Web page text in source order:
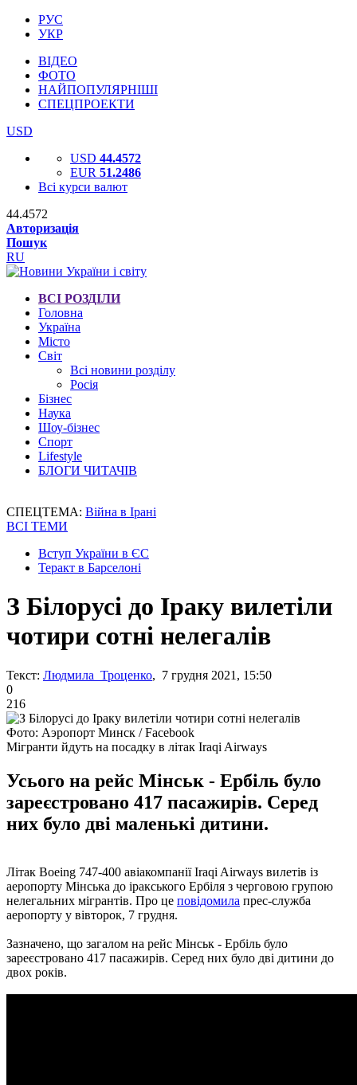
РУС
УКР
ВІДЕО
ФОТО
НАЙПОПУЛЯРНІШІ
СПЕЦПРОЕКТИ
USD
USD 44.4572
EUR 51.2486
Всі курси валют
44.4572
Авторизація
Пошук
RU
ВСІ РОЗДІЛИ
Головна
Україна
Місто
Світ
Всі новини розділу
Росія
Бізнес
Наука
Шоу-бізнес
Спорт
Lifestyle
БЛОГИ ЧИТАЧІВ
СПЕЦТЕМА: Війна в Ірані
ВСІ ТЕМИ
Вступ України в ЄС
Теракт в Барселоні
З Білорусі до Іраку вилетіли
чотири сотні нелегалів
Текст: Людмила Троценко, 7 грудня 2021, 15:50
0
216
Фото: Аэропорт Минск / Facebook
Мігранти йдуть на посадку в літак Iraqi Airways
Усього на рейс Мінськ - Ербіль було
зареєстровано 417 пасажирів. Серед
них було дві маленькі дитини.
Літак Boeing 747-400 авіакомпанії Iraqi Airways вилетів із
аеропорту Мінська до іракського Ербіля з черговою групою
нелегальних мігрантів. Про це повідомила прес-служба
аеропорту у вівторок, 7 грудня.
Зазначено, що загалом на рейс Мінськ - Ербіль було
зареєстровано 417 пасажирів. Серед них було дві дитини до
двох років.